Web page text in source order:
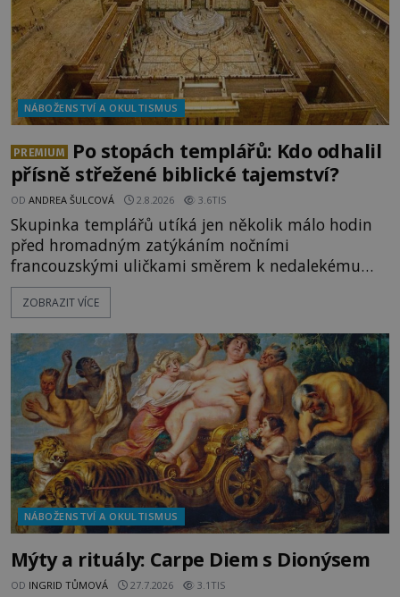
NÁBOŽENSTVÍ A OKULTISMUS
PREMIUM
Po stopách templářů: Kdo odhalil
přísně střežené biblické tajemství?
OD ANDREA ŠULCOVÁ 2.8.2026 3.6TIS
Skupinka templářů utíká jen několik málo hodin
před hromadným zatýkáním nočními
francouzskými uličkami směrem k nedalekému
přístavu. Jeden z nich má přes ramena ranec s
tajemným obsahem. Kapitán lodi už na ně čeká.
vyplouváme,“ sdělí jim. „Kam máme namířeno,
kapitáne?“ zeptá se ho jeden z templářů. „Do Sk
ZOBRAZIT VÍCE
NÁBOŽENSTVÍ A OKULTISMUS
Mýty a rituály: Carpe Diem s Dionýsem
OD INGRID TŮMOVÁ 27.7.2026 3.1TIS